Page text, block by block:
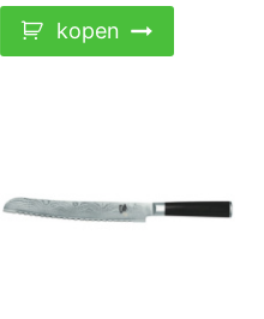
kopen